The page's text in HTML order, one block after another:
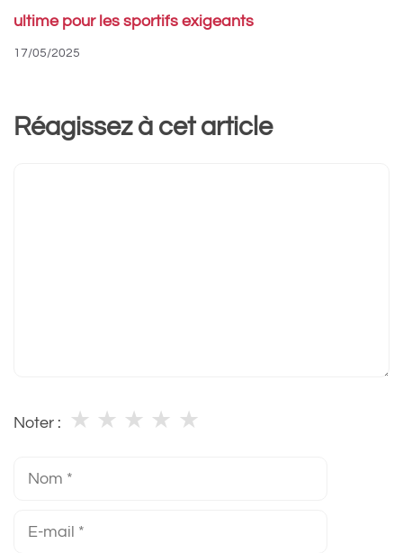
ultime pour les sportifs exigeants
17/05/2025
Réagissez à cet article
Noter : ★
★
★
★
★